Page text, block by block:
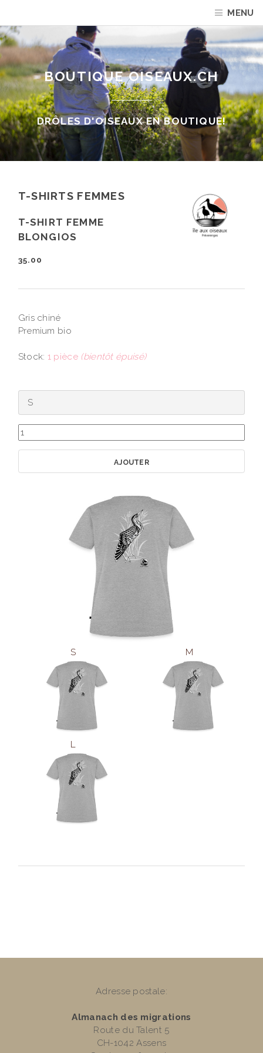
MENU
BOUTIQUE OISEAUX.CH
DRÔLES D'OISEAUX EN BOUTIQUE!
T-SHIRTS FEMMES
T-SHIRT FEMME
BLONGIOS
35.00
Gris chiné
Premium bio
Stock: 1 pièce (bientôt épuisé)
S M
L
Adresse postale:
Almanach des migrations
Route du Talent 5
CH-1042 Assens